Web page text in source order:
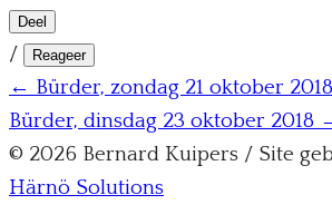
Deel
/ Reageer
← Bürder, zondag 21 oktober 2018
Bürder, dinsdag 23 oktober 2018
© 2026 Bernard Kuipers / Site
Härnö Solutions